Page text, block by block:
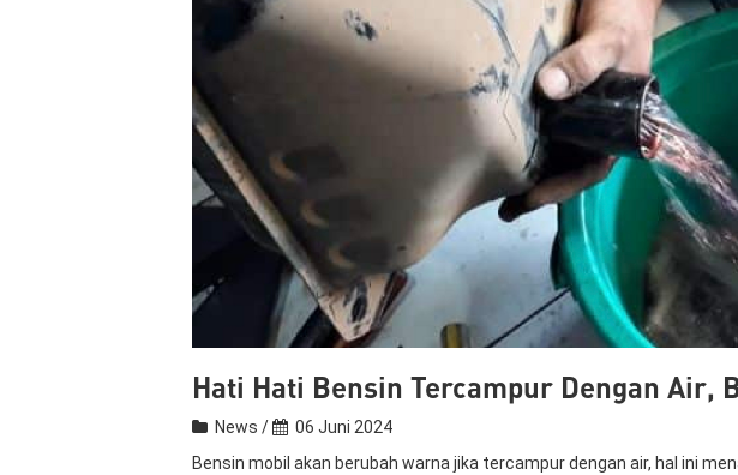
Hati Hati Bensin Tercampur Dengan Air,
News /
06 Juni 2024
Bensin mobil akan berubah warna jika tercampur dengan air, hal ini